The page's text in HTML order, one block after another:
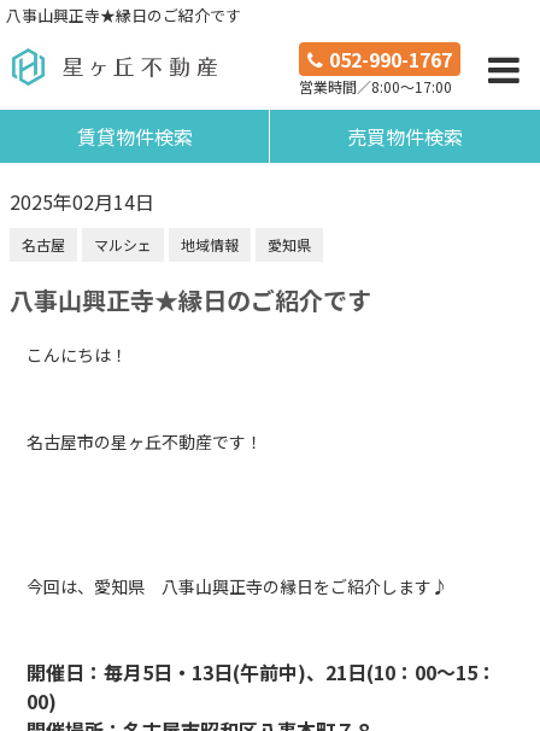
八事山興正寺★縁日のご紹介です
052-990-1767
営業時間／8:00～17:00
賃貸物件検索 売買物件検索
2025年02月14日
名古屋 マルシェ 地域情報 愛知県
八事山興正寺★縁日のご紹介です
こんにちは！
名古屋市の星ヶ丘不動産です！
今回は、愛知県 八事山興正寺の縁日をご紹介します♪
開催日：毎月5日・13日(午前中)、21日(10：00～15：
00)